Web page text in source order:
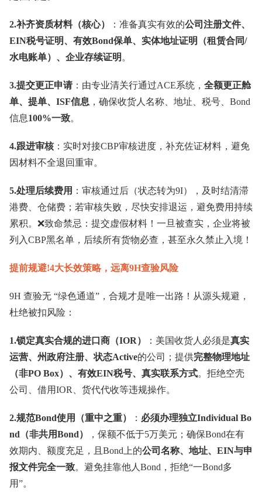
2.补齐资质材料（核心） ：准备真实有效的公司注册文件、
EIN税号证明、有效Bond保单、实体地址证明（租赁合同/
水电账单）、企业存续证明 。
3.提交更正申请：由专业清关行通过ACE系统， 全额更正舱
单、提单、ISF信息 ，确保收货人名称、地址、税号、Bond
信息100%一致。
4.跟进审核：实时对接CBP审核进度，补充佐证材料，避免
因材料不全退回重审。
5.处理后续费用 ：审核通过后（状态转为9I），及时结清滞
港费、仓储费；若审核失败，尽快安排退运，避免费用持续
累积。❌致命禁忌：提交虚假材料！一旦被查实，企业将被
列入CBP黑名单，后续所有货物必查，甚至永久禁止入境！
提前规避!4大长效策略，远离9H查验风险
9H 查验无 “绿色通道”，合规才是唯一出路！从源头规避，
杜绝被扣风险：
1.锁定真实合规的进口商（IOR） ：美国收货人必须是真实
运营、州政府注册、状态Active的公司；提供完整物理地址
（非PO Box）、有效EIN税号、真实联系方式。拒绝空壳
公司、借用IOR、货代代收等违规操作。
2.规范Bond使用（重中之重） ： 必须办理独立Individual Bo
nd（非共用Bond）
，保额不低于5万美元；确保Bond在有
效期内、额度充足，且Bond上的公司名称、地址、EIN与申
报文件完全一致。避免挂靠他人Bond，拒绝“一Bond多
用”。